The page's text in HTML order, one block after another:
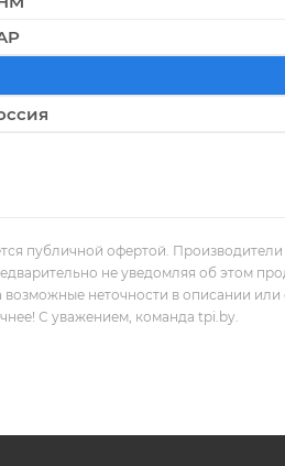
публичной офертой.
не уведомляя об этом
неточности в описании
С уважением, команда tpi.by.